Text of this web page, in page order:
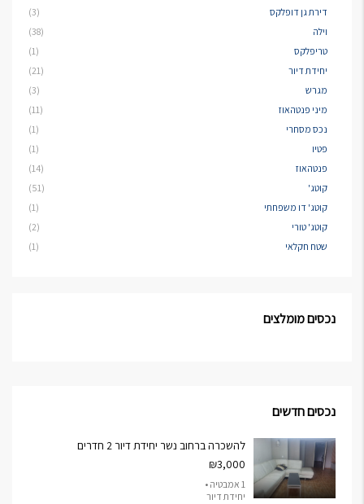
דירת גן דופלקס
(3)
וילה
(38)
טריפלקס
(1)
יחידת דיור
(21)
מגרש
(3)
מיני פנטהאוז
(11)
נכס מסחרי
(1)
פטיו
(1)
פנטהאוז
(14)
קוטג'
(51)
קוטג' דו משפחתי
(1)
קוטג' טורי
(2)
שטח חקלאי
(1)
נכסים מומלצים
נכסים חדשים
להשכרה ברחוב נשר יחידת דיור 2 חדרים
₪3,000
1 אמבטיה •
יחידת דיור